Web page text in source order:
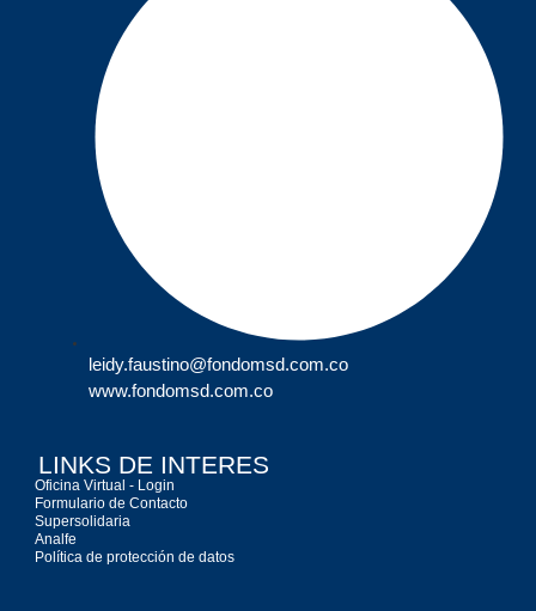
leidy.faustino@fondomsd.com.co
www.fondomsd.com.co
LINKS DE INTERES
Oficina Virtual - Login
Formulario de Contacto
Supersolidaria
Analfe
Política de protección de datos